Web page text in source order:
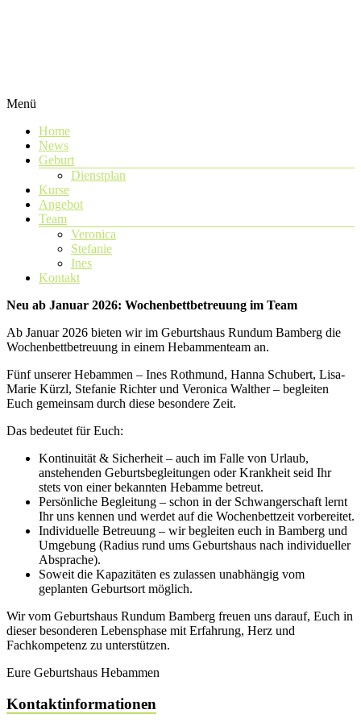
Rundum
Bamberg
Rundum
Menü
Home
News
Geburt
Dienstplan
Kurse
Angebot
Team
Veronica
Stefanie
Ines
Kontakt
Neu ab Januar 2026: Wochenbettbetreuung im Team
Ab Januar 2026 bieten wir im Geburtshaus Rundum Bamberg die
Wochenbettbetreuung in einem Hebammenteam an.
Fünf unserer Hebammen – Ines Rothmund, Hanna Schubert, Lisa-
Marie Kürzl, Stefanie Richter und Veronica Walther – begleiten
Euch gemeinsam durch diese besondere Zeit.
Das bedeutet für Euch:
Kontinuität & Sicherheit – auch im Falle von Urlaub,
anstehenden Geburtsbegleitungen oder Krankheit seid Ihr
stets von einer bekannten Hebamme betreut.
Persönliche Begleitung – schon in der Schwangerschaft lernt
Ihr uns kennen und werdet auf die Wochenbettzeit vorbereitet.
Individuelle Betreuung – wir begleiten euch in Bamberg und
Umgebung (Radius rund ums Geburtshaus nach individueller
Absprache).
Soweit die Kapazitäten es zulassen unabhängig vom
geplanten Geburtsort möglich.
Wir vom Geburtshaus Rundum Bamberg freuen uns darauf, Euch in
dieser besonderen Lebensphase mit Erfahrung, Herz und
Fachkompetenz zu unterstützen.
Eure Geburtshaus Hebammen
Kontaktinformationen